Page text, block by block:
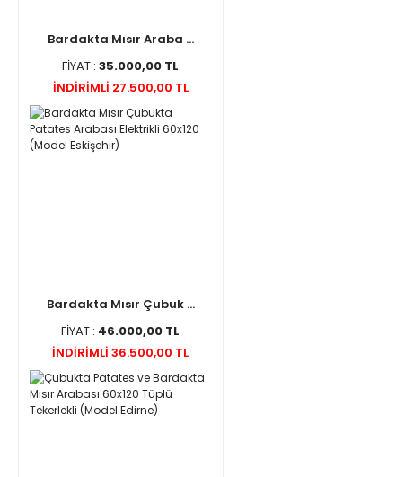
Bardakta Mısır Araba ...
FİYAT :35.000,00 TL
İNDİRİMLİ 27.500,00 TL
Bardakta Mısır Çubuk ...
FİYAT : 46.000,00 TL
İNDİRİMLİ 36.500,00 TL